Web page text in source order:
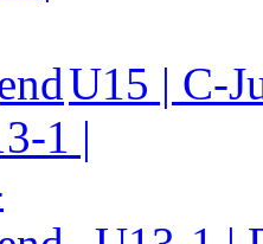
U15 | C-